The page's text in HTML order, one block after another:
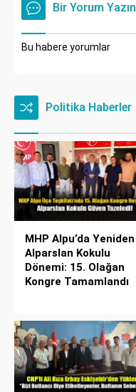
Bir Yorum Yazın
Bu habere yorumlar
Politika Haberler
MHP Alpu’da Yeniden
Alparslan Kokulu
Dönemi: 15. Olağan
Kongre Tamamlandı